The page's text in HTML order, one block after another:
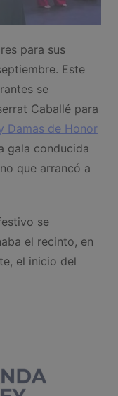
para sus
Este
se
Caballé para
Damas de Honor
gala conducida
que arrancó a
se
el recinto, en
el inicio del